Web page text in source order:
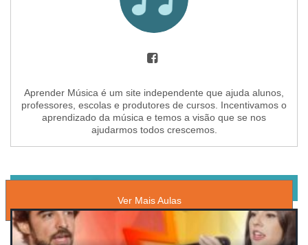
Aprender Música é um site independente que ajuda alunos,
professores, escolas e produtores de cursos. Incentivamos o
aprendizado da música e temos a visão que se nos
ajudarmos todos crescemos.
Ver Mais Aulas